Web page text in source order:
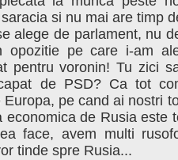
si nu mai are timp
alege de parlament, nu
opozitie pe care i-am
pentru voronin! Tu zici
de PSD? Ca tot
pe cand ai nostri
economica de Rusia este
face, avem multi
tinde spre Rusia...